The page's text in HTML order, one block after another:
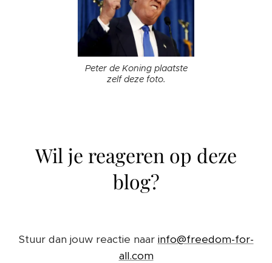
Peter de Koning plaatste
zelf deze foto.
Wil je reageren op deze
blog?
Stuur dan jouw reactie naar info@freedom-for-
all.com